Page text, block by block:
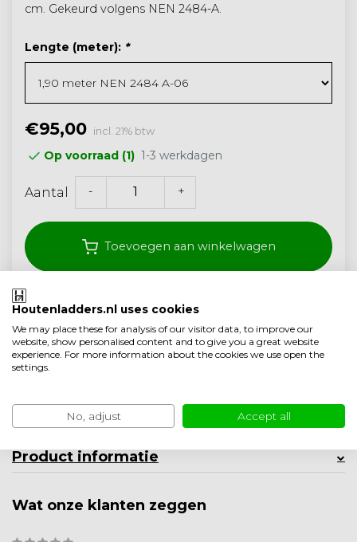
cm. Gekeurd volgens NEN 2484-A.
Lengte (meter): *
€95,00 incl. 21% btw
Op voorraad (1) 1-3 werkdagen
Aantal - +
Toevoegen aan winkelwagen
Klantenbeoordeling9.4/10
Gratisverzonden vanaf 150,- (<40 kg)
Ambachtelijke kwaliteit uit Nederland
Productomschrijving
Product informatie
Wat onze klanten zeggen
Houtenladders.nl uses cookies
We may place these for analysis of our visitor data, to improve our
website, show personalised content and to give you a great website
experience. For more information about the cookies we use open the
settings.
No, adjust Accept all